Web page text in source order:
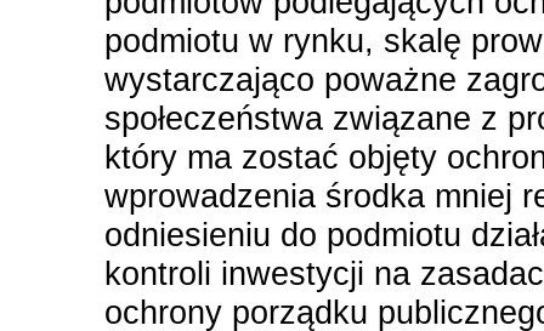
podmiotu w rynku, skalę
wystarczająco poważne
społeczeństwa związane z
który ma zostać objęty
wprowadzenia środka mniej
odniesieniu do podmiotu
kontroli inwestycji na
ochrony porządku